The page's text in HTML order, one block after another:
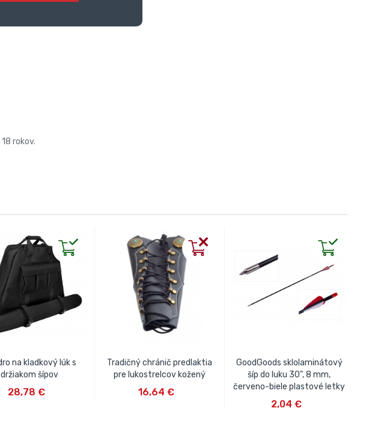
rokov.
na kladkový lúk s
držiakom šípov
28,78 €
Tradičný chránič predlaktia
pre lukostrelcov kožený
16,64 €
GoodGoods sklolaminátový
šíp do luku 30", 8 mm,
červeno-biele plastové letky
2,04 €